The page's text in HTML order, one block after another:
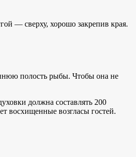
— сверху, хорошо закрепив края.
полость рыбы. Чтобы она не
должна составлять 200
восхищенные возгласы гостей.